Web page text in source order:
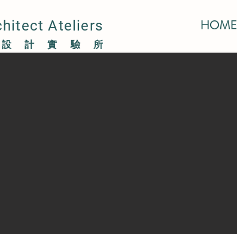
Ateliers
計實驗所
HOME